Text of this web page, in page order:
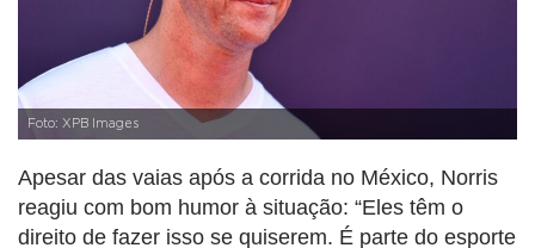
Foto: XPB Images
Apesar das vaias após a corrida no México, Norris
reagiu com bom humor à situação: “Eles têm o
direito de fazer isso se quiserem. É parte do esporte